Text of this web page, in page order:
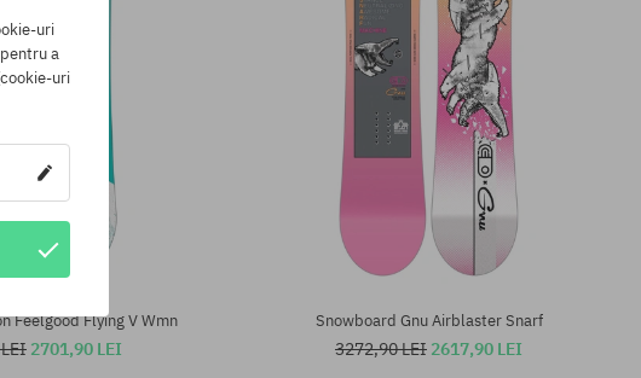
Mărimi existente:
Feelgood Flying V Wmn
2701,90 LEI
Snowboard Gnu Airblaster Snarf
3272,90 LEI 2617,90 LEI
uri
a
uri